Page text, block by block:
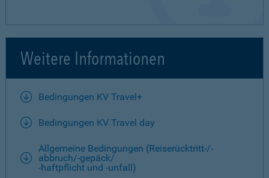
Weitere Informationen
Bedingungen KV Travel+
Bedingungen KV Travel day
Allgemeine Bedingungen (Reiserücktritt-/-
abbruch/-gepäck/
-haftpflicht und -unfall)